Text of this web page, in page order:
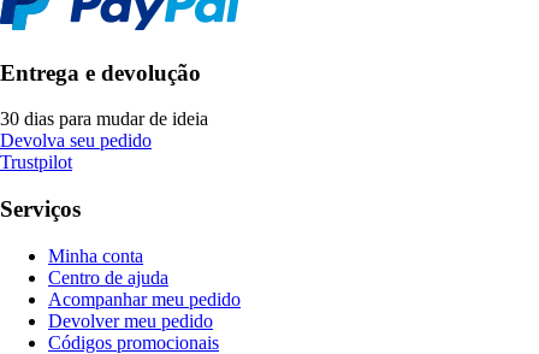
Entrega e devolução
30 dias para mudar de ideia
Devolva seu pedido
Trustpilot
Serviços
Minha conta
Centro de ajuda
Acompanhar meu pedido
Devolver meu pedido
Códigos promocionais